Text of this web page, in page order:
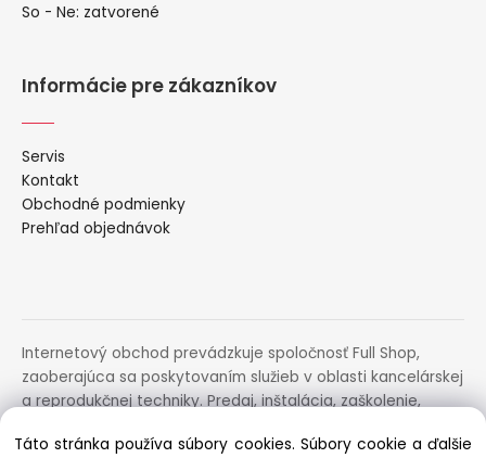
So - Ne: zatvorené
Informácie pre zákazníkov
Servis
Kontakt
Obchodné podmienky
Prehľad objednávok
Internetový obchod prevádzkuje spoločnosť Full Shop,
zaoberajúca sa poskytovaním služieb v oblasti kancelárskej
a reprodukčnej techniky. Predaj, inštalácia, zaškolenie,
zariadení.
Táto stránka používa súbory cookies. Súbory cookie a ďalšie